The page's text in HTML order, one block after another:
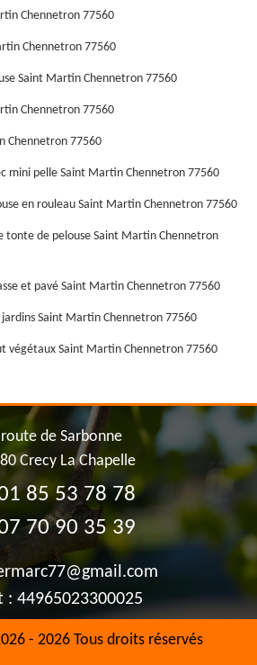
Chennetron 77560
Chennetron 77560
Saint Martin Chennetron 77560
Chennetron 77560
Chennetron 77560
mini pelle Saint Martin Chennetron 77560
en rouleau Saint Martin Chennetron 77560
tonte de pelouse Saint Martin Chennetron
et pavé Saint Martin Chennetron 77560
Saint Martin Chennetron 77560
végétaux Saint Martin Chennetron 77560
de Sarbonne
Crecy La Chapelle
85 53 78 78
70 90 35 39
: 44965023300025
- 2026 Tous droits réservés